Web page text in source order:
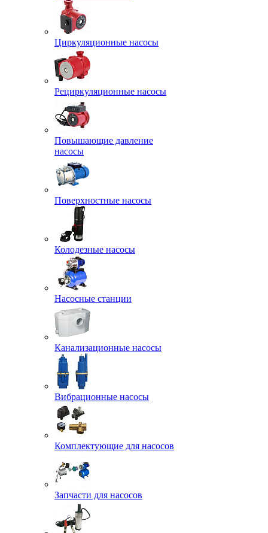
Циркуляционные насосы
Рециркуляционные насосы
Повышающие давление
насосы
Поверхностные насосы
Колодезные насосы
Насосные станции
Канализационные насосы
Вибрационные насосы
Комплектующие для насосов
Запчасти для насосов